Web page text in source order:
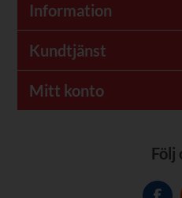
Information
Kundtjänst
Mitt konto
Följ